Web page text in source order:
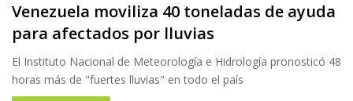
Venezuela moviliza 40 toneladas de ayuda
para afectados por lluvias
El Instituto Nacional de Meteorología e Hidrología pronosticó 48
horas más de "fuertes lluvias" en todo el país